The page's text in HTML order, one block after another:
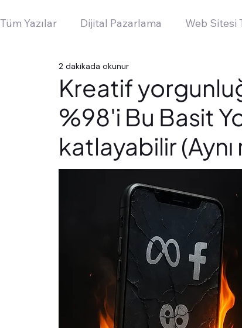
Tüm Yazılar Dijital Pazarlama Web Sitesi
Kreatif
%98'i Bu Basit
katlayabilir
2 dakikada okunur